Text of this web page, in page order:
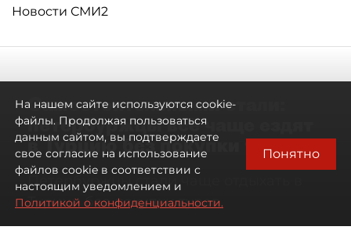
Новости СМИ2
Самостоятельными стали:
петербуржцы всё чаще ездят
в Турцию без покупки туров
Петербуржцы стали чаще отдыхать в
Турции без покупки туров
На нашем сайте используются cookie-
файлы. Продолжая пользоваться
данным сайтом, вы подтверждаете
свое согласие на использование
файлов cookie в соответствии с
настоящим уведомлением и
Политикой о конфиденциальности.
Понятно